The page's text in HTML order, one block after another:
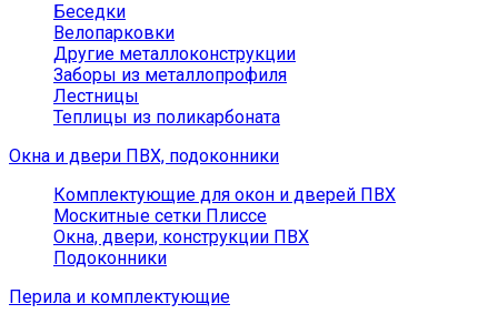
Беседки
Велопарковки
Другие металлоконструкции
Заборы из металлопрофиля
Лестницы
Теплицы из поликарбоната
Окна и двери ПВХ, подоконники
Комплектующие для окон и дверей ПВХ
Москитные сетки Плиссе
Окна, двери, конструкции ПВХ
Подоконники
Перила и комплектующие